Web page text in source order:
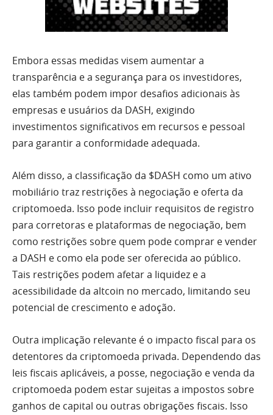
Embora essas medidas visem aumentar a
transparência e a segurança para os investidores,
elas também podem impor desafios adicionais às
empresas e usuários da DASH, exigindo
investimentos significativos em recursos e pessoal
para garantir a conformidade adequada.
Além disso, a classificação da $DASH como um ativo
mobiliário traz restrições à negociação e oferta da
criptomoeda. Isso pode incluir requisitos de registro
para corretoras e plataformas de negociação, bem
como restrições sobre quem pode comprar e vender
a DASH e como ela pode ser oferecida ao público.
Tais restrições podem afetar a liquidez e a
acessibilidade da altcoin no mercado, limitando seu
potencial de crescimento e adoção.
Outra implicação relevante é o impacto fiscal para os
detentores da criptomoeda privada. Dependendo das
leis fiscais aplicáveis, a posse, negociação e venda da
criptomoeda podem estar sujeitas a impostos sobre
ganhos de capital ou outras obrigações fiscais. Isso